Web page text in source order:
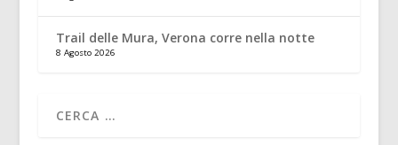
Trail delle Mura, Verona corre nella notte
8 Agosto 2026